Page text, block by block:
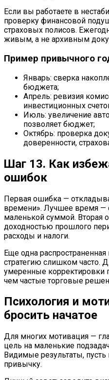
Если вы работаете в
проверку финансовой
страховых полисов.
живым, а не архивным
Пример привычного
Январь: сверка
бюджета;
Апрель: ревизия
инвестиционных
Июль: увеличение
позволяет бюджет;
Октябрь: проверка
доверенности,
Шаг 13. Как
ошибок
Первая ошибка —
времени». Лучшее время —
маленькой суммой. Вторая
доходностью прошлого
расходы и налоги.
Еще одна
стратегию слишком часто.
умеренные корректировки
чем частые торговые
Психология и
бросить начатое
Для многих мотивация —
цель на маленькие
Видимые результаты,
привычку.